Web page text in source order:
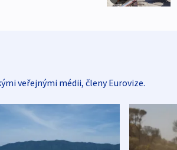
veřejnými médii, členy Eurovize.